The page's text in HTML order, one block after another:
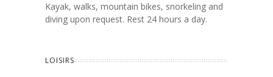
Kayak, walks, mountain bikes, snorkeling and
diving upon request. Rest 24 hours a day.
LOISIRS